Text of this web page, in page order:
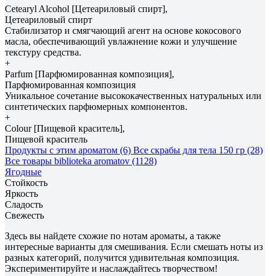
Cetearyl Alcohol [Цетеариловый спирт],
Цетеариловый спирт
Стабилизатор и смягчающий агент на основе кокосового
масла, обеспечивающий увлажнение кожи и улучшение
текстуру средства.
+
Parfum [Парфюмированная композиция],
Парфюмированная композиция
Уникальное сочетание высококачественных натуральных или
синтетических парфюмерных компонентов.
+
Colour [Пищевой краситель],
Пищевой краситель
Продукты с этим ароматом (6) Все скрабы для тела 150 гр (28)
Все товары biblioteka aromatov (1128)
Ягодные
Стойкость
Яркость
Сладость
Свежесть
Здесь вы найдете схожие по нотам ароматы, а также
интересные варианты для смешивания. Если смешать ноты из
разных категорий, получится удивительная композиция.
Экспериментируйте и наслаждайтесь творчеством!